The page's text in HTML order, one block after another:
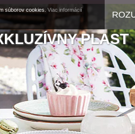
PLAST
súborov cookies. Viac informácií